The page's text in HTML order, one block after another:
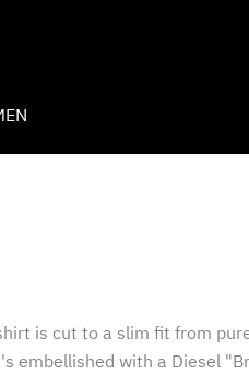
is cut to a slim fit from
embellished with a Diesel